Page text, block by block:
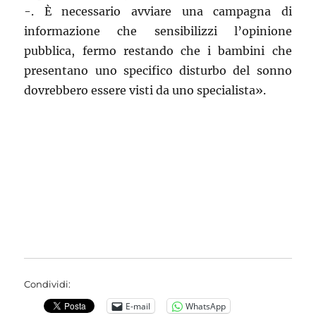
-. È necessario avviare una campagna di
informazione che sensibilizzi l’opinione
pubblica, fermo restando che i bambini che
presentano uno specifico disturbo del sonno
dovrebbero essere visti da uno specialista».
Condividi:
E-mail WhatsApp